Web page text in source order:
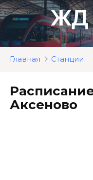
Перейти
к
контенту
Главная Станции
Аксеново